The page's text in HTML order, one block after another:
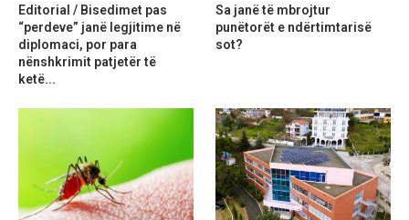
Editorial / Bisedimet pas
“perdeve” janë legjitime në
diplomaci, por para
nënshkrimit patjetër të
ketë...
Sa janë të mbrojtur
punëtorët e ndërtimtarisë
sot?